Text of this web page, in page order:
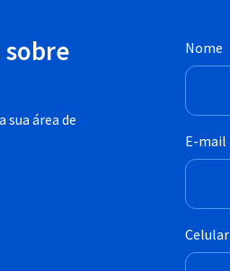
sua área de
Nome
E-mail
Celular